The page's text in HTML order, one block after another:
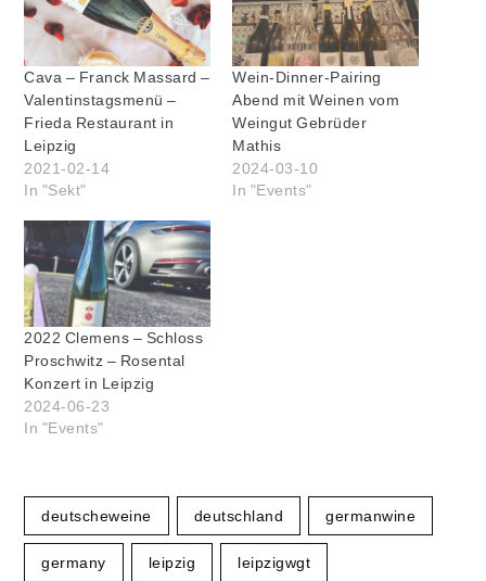
Cava – Franck Massard –
Valentinstagsmenü –
Frieda Restaurant in
Leipzig
2021-02-14
In "Sekt"
Wein-Dinner-Pairing
Abend mit Weinen vom
Weingut Gebrüder
Mathis
2024-03-10
In "Events"
2022 Clemens – Schloss
Proschwitz – Rosental
Konzert in Leipzig
2024-06-23
In "Events"
deutscheweine deutschland germanwine
germany leipzig leipzigwgt